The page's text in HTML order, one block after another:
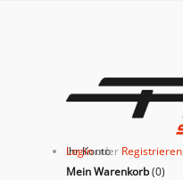
Ihr Konto
Loginoder Registrieren
Mein Warenkorb(0)